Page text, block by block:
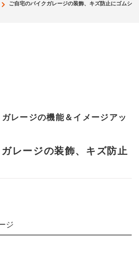
ご自宅のバイクガレージの装飾、キズ防止にゴムシ
レージの機能＆イメージアッ
レージの装飾、キズ防止
ジ